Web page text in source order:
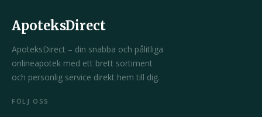
ApoteksDirect
ApoteksDirect – din snabba och pålitliga
onlineapotek med ett brett sortiment
och personlig service direkt hem till dig.
FÖLJ OSS